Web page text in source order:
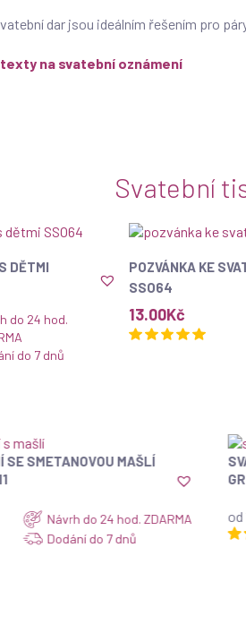
dar jsou ideálním řešením pro
na svatební oznámení
Svatební
DĚTMI
do 24 hod.
do 7 dnů
POZVÁNKA KE
SSO64
13.00Kč
SE SMETANOVOU MAŠLÍ
Návrh do 24 hod. ZDARMA
Dodání do 7 dnů
od